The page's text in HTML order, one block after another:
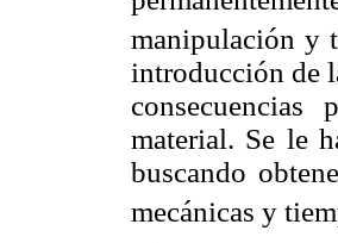
manipulación y
introducción de
material. Se le
buscando
mecánicas y